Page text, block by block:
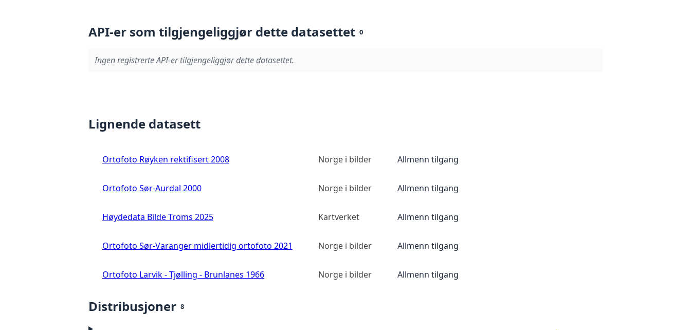
API-er som tilgjengeliggjør dette datasettet 0
Ingen registrerte API-er tilgjengeliggjør dette datasettet.
Lignende datasett
Ortofoto Røyken rektifisert 2008 Norge i bilder Allmenn tilgang
Ortofoto Sør-Aurdal 2000 Norge i bilder Allmenn tilgang
Høydedata Bilde Troms 2025 Kartverket Allmenn tilgang
Ortofoto Sør-Varanger midlertidig ortofoto 2021 Norge i bilder Allmenn tilgang
Ortofoto Larvik - Tjølling - Brunlanes 1966 Norge i bilder Allmenn tilgang
Distribusjoner 8